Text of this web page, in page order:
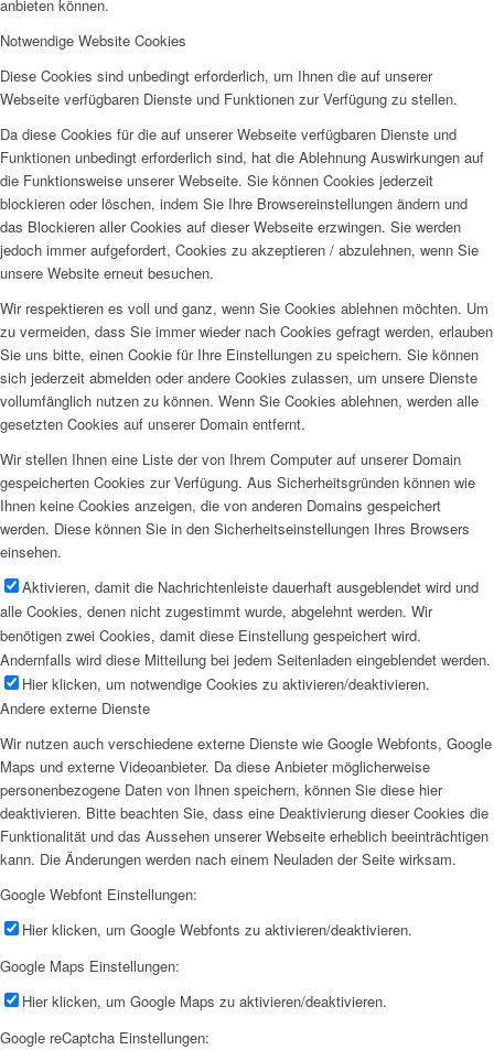
anbieten können.
Notwendige Website Cookies
Diese Cookies sind unbedingt erforderlich, um Ihnen die auf unserer
Webseite verfügbaren Dienste und Funktionen zur Verfügung zu stellen.
Da diese Cookies für die auf unserer Webseite verfügbaren Dienste und
Funktionen unbedingt erforderlich sind, hat die Ablehnung Auswirkungen auf
die Funktionsweise unserer Webseite. Sie können Cookies jederzeit
blockieren oder löschen, indem Sie Ihre Browsereinstellungen ändern und
das Blockieren aller Cookies auf dieser Webseite erzwingen. Sie werden
jedoch immer aufgefordert, Cookies zu akzeptieren / abzulehnen, wenn Sie
unsere Website erneut besuchen.
Wir respektieren es voll und ganz, wenn Sie Cookies ablehnen möchten. Um
zu vermeiden, dass Sie immer wieder nach Cookies gefragt werden, erlauben
Sie uns bitte, einen Cookie für Ihre Einstellungen zu speichern. Sie können
sich jederzeit abmelden oder andere Cookies zulassen, um unsere Dienste
vollumfänglich nutzen zu können. Wenn Sie Cookies ablehnen, werden alle
gesetzten Cookies auf unserer Domain entfernt.
Wir stellen Ihnen eine Liste der von Ihrem Computer auf unserer Domain
gespeicherten Cookies zur Verfügung. Aus Sicherheitsgründen können wie
Ihnen keine Cookies anzeigen, die von anderen Domains gespeichert
werden. Diese können Sie in den Sicherheitseinstellungen Ihres Browsers
einsehen.
Aktivieren, damit die Nachrichtenleiste dauerhaft ausgeblendet wird und
alle Cookies, denen nicht zugestimmt wurde, abgelehnt werden. Wir
benötigen zwei Cookies, damit diese Einstellung gespeichert wird.
Andernfalls wird diese Mitteilung bei jedem Seitenladen eingeblendet werden.
Hier klicken, um notwendige Cookies zu aktivieren/deaktivieren.
Andere externe Dienste
Wir nutzen auch verschiedene externe Dienste wie Google Webfonts, Google
Maps und externe Videoanbieter. Da diese Anbieter möglicherweise
personenbezogene Daten von Ihnen speichern, können Sie diese hier
deaktivieren. Bitte beachten Sie, dass eine Deaktivierung dieser Cookies die
Funktionalität und das Aussehen unserer Webseite erheblich beeinträchtigen
kann. Die Änderungen werden nach einem Neuladen der Seite wirksam.
Google Webfont Einstellungen:
Hier klicken, um Google Webfonts zu aktivieren/deaktivieren.
Google Maps Einstellungen:
Hier klicken, um Google Maps zu aktivieren/deaktivieren.
Google reCaptcha Einstellungen: